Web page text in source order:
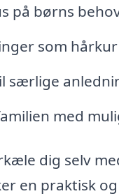
på børns
som
særlige
med
dig selv
en praktisk